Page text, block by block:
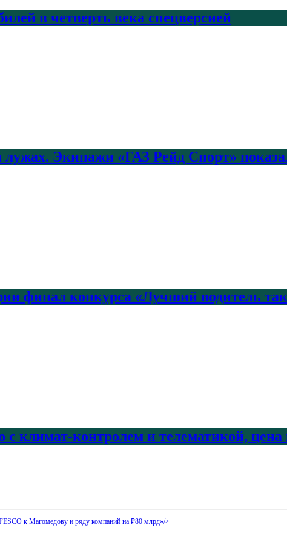
в четверть века спецверсией
Экипажи «ГАЗ Рейд Спорт»
финал конкурса «Лучший водитель
климат-контролем и телематикой, цена
к Магомедову и ряду компаний на ₽80 млрд»/>